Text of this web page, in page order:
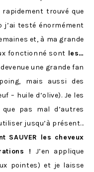
trouvé que
j’ai testé énormément
et, à ma grande
fonctionné sont les…
une grande fan
mais aussi des
– huile d’olive). Je les
pas mal d’autres
jusqu’à présent…
SAUVER les cheveux
! J’en applique
pointes) et je laisse